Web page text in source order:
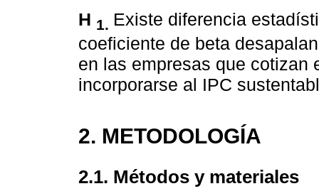
H 1. Existe diferencia
coeficiente de beta
en las empresas que cotizan
incorporarse al IPC
2. METODOLOGÍA
2.1. Métodos y materiales